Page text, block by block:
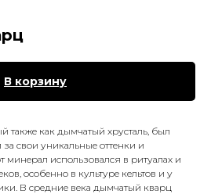
В корзину
также как дымчатый хрусталь, был
свои уникальные оттенки и
минерал использовался в ритуалах и
особенно в культуре кельтов и у
В средние века дымчатый кварц